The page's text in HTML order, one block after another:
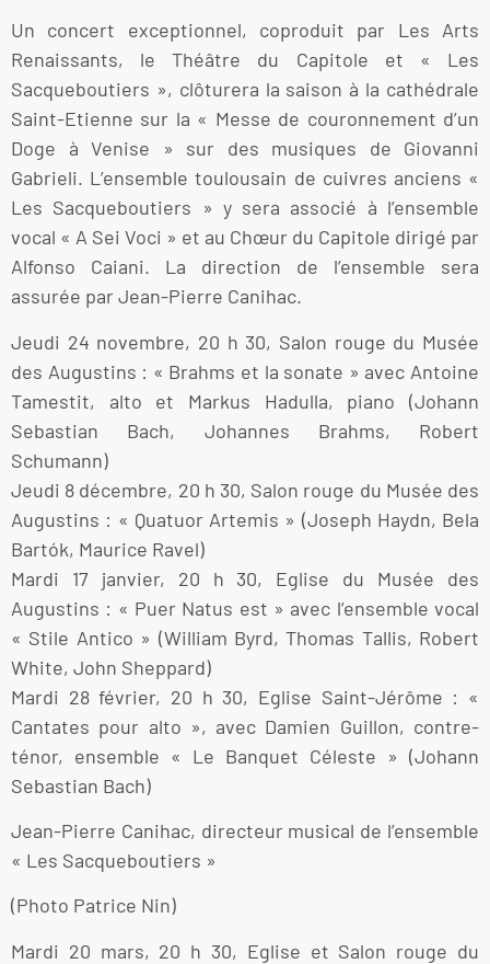
Un concert exceptionnel, coproduit par Les Arts
Renaissants, le Théâtre du Capitole et « Les
Sacqueboutiers », clôturera la saison à la cathédrale
Saint-Etienne sur la « Messe de couronnement d’un
Doge à Venise » sur des musiques de Giovanni
Gabrieli. L’ensemble toulousain de cuivres anciens «
Les Sacqueboutiers » y sera associé à l’ensemble
vocal « A Sei Voci » et au Chœur du Capitole dirigé par
Alfonso Caiani. La direction de l’ensemble sera
assurée par Jean-Pierre Canihac.
Jeudi 24 novembre, 20 h 30, Salon rouge du Musée
des Augustins : « Brahms et la sonate » avec Antoine
Tamestit, alto et Markus Hadulla, piano (Johann
Sebastian Bach, Johannes Brahms, Robert
Schumann)
Jeudi 8 décembre, 20 h 30, Salon rouge du Musée des
Augustins : « Quatuor Artemis » (Joseph Haydn, Bela
Bartók, Maurice Ravel)
Mardi 17 janvier, 20 h 30, Eglise du Musée des
Augustins : « Puer Natus est » avec l’ensemble vocal
« Stile Antico » (William Byrd, Thomas Tallis, Robert
White, John Sheppard)
Mardi 28 février, 20 h 30, Eglise Saint-Jérôme : «
Cantates pour alto », avec Damien Guillon, contre-
ténor, ensemble « Le Banquet Céleste » (Johann
Sebastian Bach)
Jean-Pierre Canihac, directeur musical de l’ensemble
« Les Sacqueboutiers »
(Photo Patrice Nin)
Mardi 20 mars, 20 h 30, Eglise et Salon rouge du